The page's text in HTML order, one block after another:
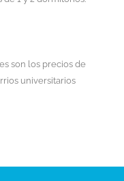
son los precios de
universitarios